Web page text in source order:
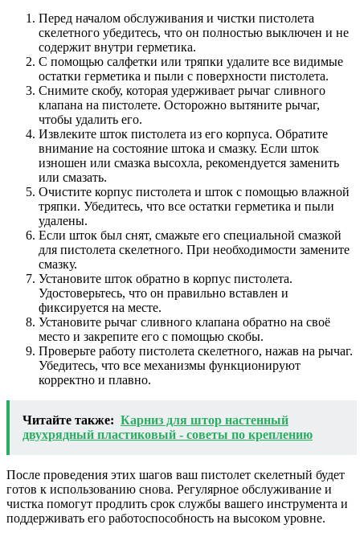
Перед началом обслуживания и чистки пистолета
скелетного убедитесь, что он полностью выключен и не
содержит внутри герметика.
С помощью салфетки или тряпки удалите все видимые
остатки герметика и пыли с поверхности пистолета.
Снимите скобу, которая удерживает рычаг сливного
клапана на пистолете. Осторожно вытяните рычаг,
чтобы удалить его.
Извлеките шток пистолета из его корпуса. Обратите
внимание на состояние штока и смазку. Если шток
изношен или смазка высохла, рекомендуется заменить
или смазать.
Очистите корпус пистолета и шток с помощью влажной
тряпки. Убедитесь, что все остатки герметика и пыли
удалены.
Если шток был снят, смажьте его специальной смазкой
для пистолета скелетного. При необходимости замените
смазку.
Установите шток обратно в корпус пистолета.
Удостоверьтесь, что он правильно вставлен и
фиксируется на месте.
Установите рычаг сливного клапана обратно на своё
место и закрепите его с помощью скобы.
Проверьте работу пистолета скелетного, нажав на рычаг.
Убедитесь, что все механизмы функционируют
корректно и плавно.
Читайте также: Карниз для штор настенный
двухрядный пластиковый - советы по креплению
После проведения этих шагов ваш пистолет скелетный будет
готов к использованию снова. Регулярное обслуживание и
чистка помогут продлить срок службы вашего инструмента и
поддерживать его работоспособность на высоком уровне.